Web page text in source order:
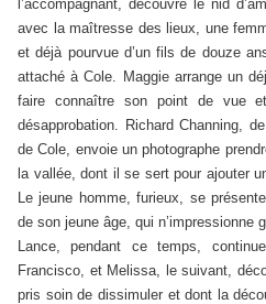
l’accompagnant, découvre le nid
avec la maîtresse des lieux, une
et déjà pourvue d’un fils de douze
attaché à Cole. Maggie arrange un
faire connaître son point de vue
désapprobation. Richard Channing,
de Cole, envoie un photographe
la vallée, dont il se sert pour ajouter
Le jeune homme, furieux, se
de son jeune âge, qui n’impressionne
Lance, pendant ce temps,
Francisco, et Melissa, le suivant,
pris soin de dissimuler et dont la